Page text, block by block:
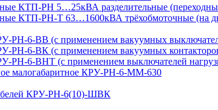
КТП-РН 5…25кВА разделительные
КТП-РН-Т 63…1600кВА трёхобмоточные (на
РН-6-ВВ (с применением вакуумных
РН-6-ВК (с применением вакуумных
РН-6-ВНТ (с применением выключателей
малогабаритное КРУ-РН-6-ММ-630
КРУ-РН-6(10)-ШВК